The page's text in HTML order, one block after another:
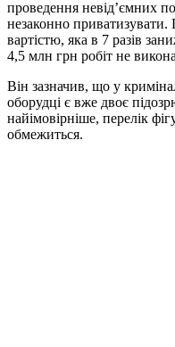
проведення невід’ємних
незаконно
вартістю, яка в 7 разів
4,5 млн грн робіт не
Він зазначив, що у
оборудці є вже двоє
найімовірніше, перелік
обмежиться.